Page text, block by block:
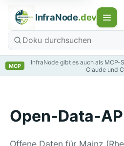
InfraNode.dev
MCP
InfraNode gibt es auch als
Claude und
Open-Data-
Offene Daten für Mainz